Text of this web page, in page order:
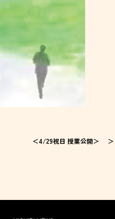
＜4/29祝日 授業公開＞